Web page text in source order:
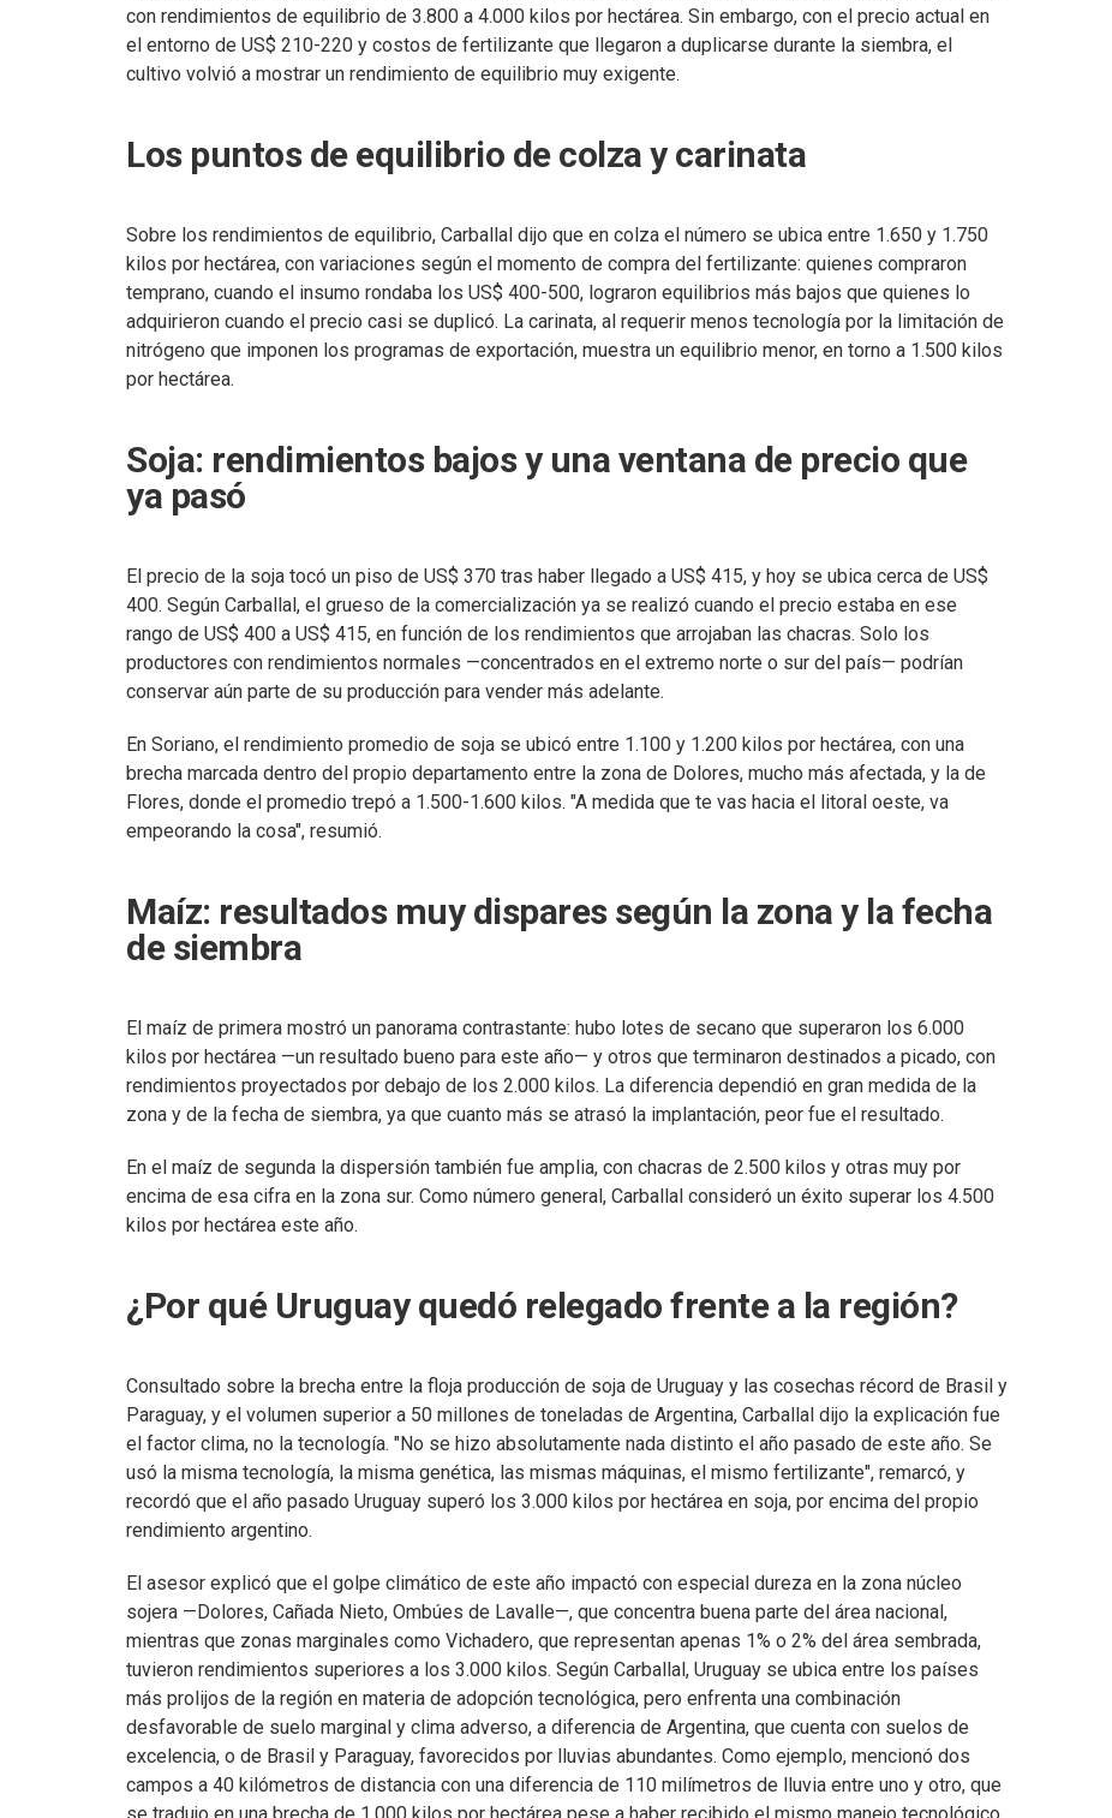
con rendimientos de equilibrio de 3.800 a 4.000 kilos por hectárea. Sin embargo, con el precio actual en
el entorno de US$ 210-220 y costos de fertilizante que llegaron a duplicarse durante la siembra, el
cultivo volvió a mostrar un rendimiento de equilibrio muy exigente.
Los puntos de equilibrio de colza y carinata
Sobre los rendimientos de equilibrio, Carballal dijo que en colza el número se ubica entre 1.650 y 1.750
kilos por hectárea, con variaciones según el momento de compra del fertilizante: quienes compraron
temprano, cuando el insumo rondaba los US$ 400-500, lograron equilibrios más bajos que quienes lo
adquirieron cuando el precio casi se duplicó. La carinata, al requerir menos tecnología por la limitación de
nitrógeno que imponen los programas de exportación, muestra un equilibrio menor, en torno a 1.500 kilos
por hectárea.
Soja: rendimientos bajos y una ventana de precio que
ya pasó
El precio de la soja tocó un piso de US$ 370 tras haber llegado a US$ 415, y hoy se ubica cerca de US$
400. Según Carballal, el grueso de la comercialización ya se realizó cuando el precio estaba en ese
rango de US$ 400 a US$ 415, en función de los rendimientos que arrojaban las chacras. Solo los
productores con rendimientos normales —concentrados en el extremo norte o sur del país— podrían
conservar aún parte de su producción para vender más adelante.
En Soriano, el rendimiento promedio de soja se ubicó entre 1.100 y 1.200 kilos por hectárea, con una
brecha marcada dentro del propio departamento entre la zona de Dolores, mucho más afectada, y la de
Flores, donde el promedio trepó a 1.500-1.600 kilos. "A medida que te vas hacia el litoral oeste, va
empeorando la cosa", resumió.
Maíz: resultados muy dispares según la zona y la fecha
de siembra
El maíz de primera mostró un panorama contrastante: hubo lotes de secano que superaron los 6.000
kilos por hectárea —un resultado bueno para este año— y otros que terminaron destinados a picado, con
rendimientos proyectados por debajo de los 2.000 kilos. La diferencia dependió en gran medida de la
zona y de la fecha de siembra, ya que cuanto más se atrasó la implantación, peor fue el resultado.
En el maíz de segunda la dispersión también fue amplia, con chacras de 2.500 kilos y otras muy por
encima de esa cifra en la zona sur. Como número general, Carballal consideró un éxito superar los 4.500
kilos por hectárea este año.
¿Por qué Uruguay quedó relegado frente a la región?
Consultado sobre la brecha entre la floja producción de soja de Uruguay y las cosechas récord de Brasil y
Paraguay, y el volumen superior a 50 millones de toneladas de Argentina, Carballal dijo la explicación fue
el factor clima, no la tecnología. "No se hizo absolutamente nada distinto el año pasado de este año. Se
usó la misma tecnología, la misma genética, las mismas máquinas, el mismo fertilizante", remarcó, y
recordó que el año pasado Uruguay superó los 3.000 kilos por hectárea en soja, por encima del propio
rendimiento argentino.
El asesor explicó que el golpe climático de este año impactó con especial dureza en la zona núcleo
sojera —Dolores, Cañada Nieto, Ombúes de Lavalle—, que concentra buena parte del área nacional,
mientras que zonas marginales como Vichadero, que representan apenas 1% o 2% del área sembrada,
tuvieron rendimientos superiores a los 3.000 kilos. Según Carballal, Uruguay se ubica entre los países
más prolijos de la región en materia de adopción tecnológica, pero enfrenta una combinación
desfavorable de suelo marginal y clima adverso, a diferencia de Argentina, que cuenta con suelos de
excelencia, o de Brasil y Paraguay, favorecidos por lluvias abundantes. Como ejemplo, mencionó dos
campos a 40 kilómetros de distancia con una diferencia de 110 milímetros de lluvia entre uno y otro, que
se tradujo en una brecha de 1.000 kilos por hectárea pese a haber recibido el mismo manejo tecnológico.